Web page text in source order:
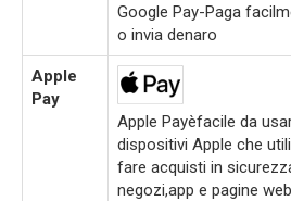
Google Pay-Paga
o invia denaro
Apple
Pay
Apple Payèfacile da
dispositivi Apple che
fare acquisti in
negozi,app e pagine